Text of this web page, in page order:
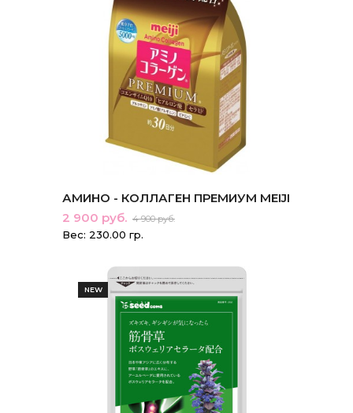
АМИНО - КОЛЛАГЕН ПРЕМИУМ MEIJI
2 900 руб. 4 900 руб.
Вес: 230.00 гр.
NEW